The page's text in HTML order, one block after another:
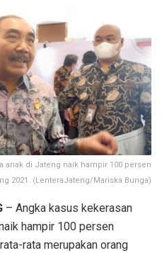
anak di Jateng naik hampir 100 persen
2021. (LenteraJateng/Mariska Bunga)
– Angka kasus kekerasan
hampir 100 persen
rata merupakan orang